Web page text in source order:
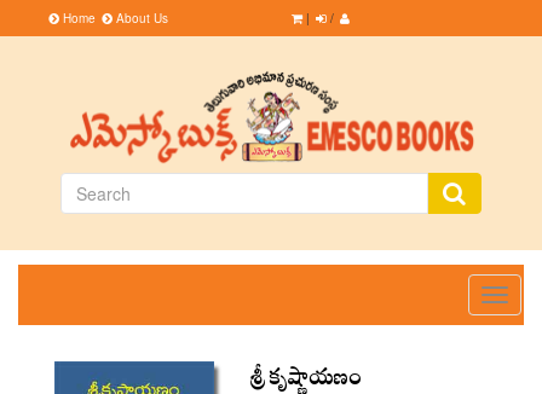
Home About Us | /
Toggle
శ్రీ కృష్ణాయణం